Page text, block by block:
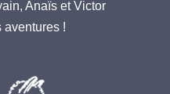
Anaïs et Victor
aventures !